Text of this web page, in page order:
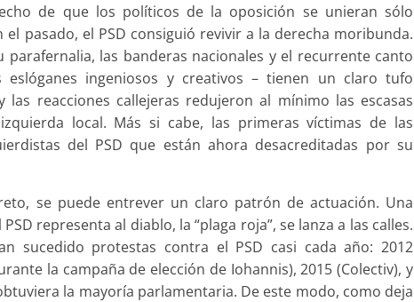
de que los políticos de la oposición se unieran sólo
pasado, el PSD consiguió revivir a la derecha moribunda.
parafernalia, las banderas nacionales y el recurrente canto
ingeniosos y creativos – tienen un claro tufo
las reacciones callejeras redujeron al mínimo las escasas
local. Más si cabe, las primeras víctimas de las
del PSD que están ahora desacreditadas por su
se puede entrever un claro patrón de actuación. Una
representa al diablo, la “plaga roja”, se lanza a las calles.
sucedido protestas contra el PSD casi cada año: 2012
la campaña de elección de Iohannis), 2015 (Colectiv), y
la mayoría parlamentaria. De este modo, como deja